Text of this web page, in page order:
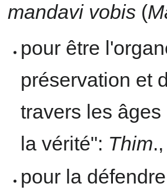
mandavi vobis (
pour être
préservation et
travers les
la vérité": Thim
pour la